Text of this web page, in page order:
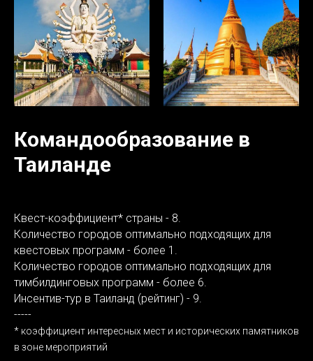
Командообразование в
Таиланде
Квест-коэффициент* страны - 8.
Количество городов оптимально подходящих для
квестовых программ - более 1.
Количество городов оптимально подходящих для
тимбилдинговых программ - более 6.
Инсентив-тур в Таиланд (рейтинг) - 9.
-----
* коэффициент интересных мест и исторических памятников
в зоне мероприятий